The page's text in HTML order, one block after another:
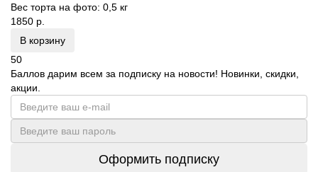
Вес торта на фото: 0,5 кг
1850 р.
В корзину
50
Баллов дарим всем за подписку на новости! Новинки, скидки,
акции.
Оформить подписку